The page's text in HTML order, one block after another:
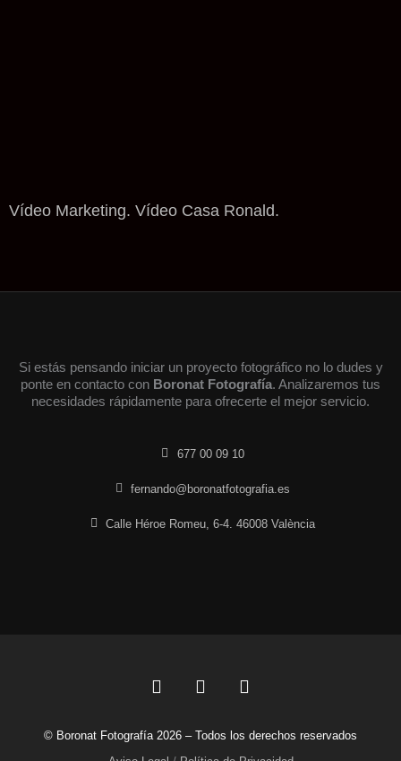
Vídeo Marketing. Vídeo Casa Ronald.
Si estás pensando iniciar un proyecto fotográfico no lo dudes y
ponte en contacto con Boronat Fotografía. Analizaremos tus
necesidades rápidamente para ofrecerte el mejor servicio.
677 00 09 10
fernando@boronatfotografia.es
Calle Héroe Romeu, 6-4. 46008 València
F
e
L
k
I
t
© Boronat Fotografía 2026 – Todos los derechos reservados